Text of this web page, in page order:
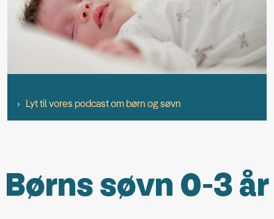
Lyt til vores podcast om børn og søvn
Børns søvn 0-3 år